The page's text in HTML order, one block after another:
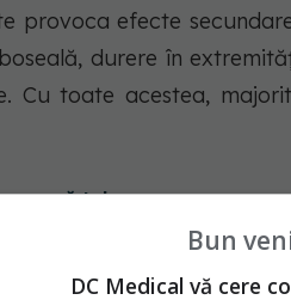
provoca efecte
durere în
Cu toate acestea,
Bun
DC Medical vă cere